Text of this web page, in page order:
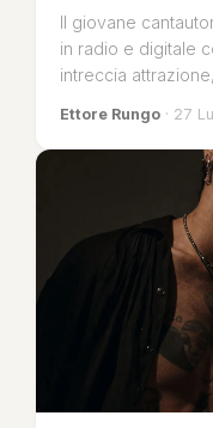
Il giovane
in radio e digitale
intreccia
Ettore Rungo · 27